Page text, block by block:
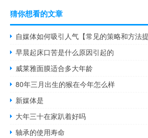
猜你想看的文章
自媒体如何吸引人气【常见的策略和方法
早晨起床口苦是什么原因引起的
威莱雅面膜适合多大年龄
80年三月出生的猴在今年怎么样
新媒体是
大年三十在家趴着好吗
轴承的使用寿命